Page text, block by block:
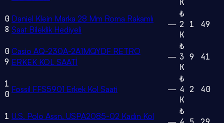
K
0
8
Daniel Klein Marka 28 Mm Roma Rakamlı
Saat Bileklik Hediyeli
—
₺
2
K
1 49
0
9
Casio AQ-230A-2A1MQYDF RETRO
ERKEK KOL SAATİ
—
₺
3
K
9 41
1
0 Fossil FFS5901 Erkek Kol Saati —
₺
4
K
2 40
1 U.S. Polo Assn. USPA2085-02 Kadın Kol
₺